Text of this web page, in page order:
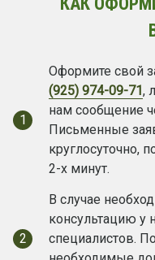
1
Оформите свой
(925) 974-09-71,
нам сообщение
Письменные
круглосуточно,
2-х минут.
2
В случае
консультацию у
специалистов.